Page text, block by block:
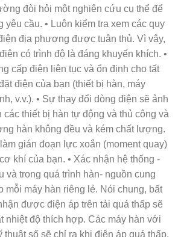
đòi hỏi một nghiên cứu cụ thể để
cầu. • Luôn kiểm tra xem các quy
địa phương được tuân thủ. Vì vậy,
có trình độ là đáng khuyến khích. •
cấp điện liên tục và ổn định cho tất
điện của bạn (thiết bị hàn, máy
v.v.). • Sự thay đổi dòng điện sẽ ảnh
thiết bị hàn tự động và thủ công và
hàn không đều và kém chất lượng.
gián đoạn lực xoắn (moment quay)
khí của bạn. • Xác nhận hệ thống -
và trong quá trình hàn- nguồn cung
mỗi máy hàn riêng lẻ. Nói chung, bất
được điện áp trên tải quá thấp sẽ
nhiệt độ thích hợp. Các máy hàn với
thuật số sẽ chỉ ra khi điện áp quá thấp.